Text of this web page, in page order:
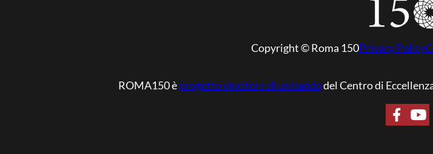
Copyright © Roma 150Privacy Policy
ROMA150 èprogetto vincitore di un bandodel Centro di
Seguici